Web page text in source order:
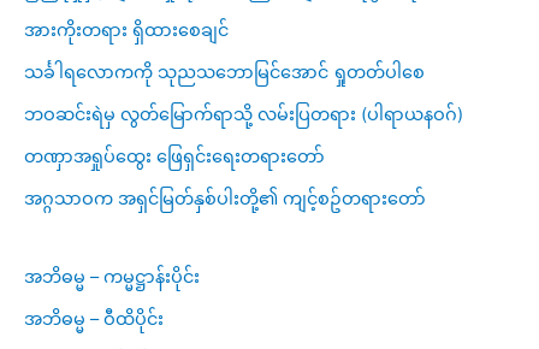
အားကိုးတရား ရှိထားစေချင်
သင်္ခါရလောကကို သုညသဘောမြင်အောင် ရှုတတ်ပါစေ
ဘဝဆင်းရဲမှ လွတ်မြောက်ရာသို့ လမ်းပြတရား (ပါရာယနဝဂ်)
တဏှာအရှုပ်ထွေး ဖြေရှင်းရေးတရားတော်
အဂ္ဂသာဝက အရှင်မြတ်နှစ်ပါးတို့၏ ကျင့်စဥ်တရားတော်
အဘိဓမ္မ – ကမ္မဋ္ဌာန်းပိုင်း
အဘိဓမ္မ – ဝီထိပိုင်း